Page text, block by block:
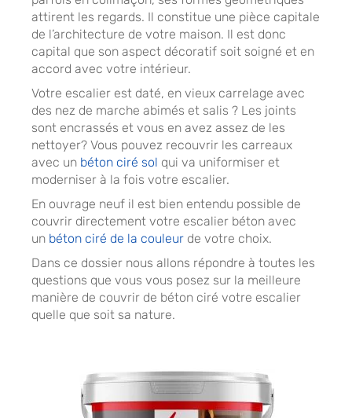
attirent les regards. Il constitue une pièce capitale
de l’architecture de votre maison. Il est donc
capital que son aspect décoratif soit soigné et en
accord avec votre intérieur.
Votre escalier est daté, en vieux carrelage avec
des nez de marche abimés et salis ? Les joints
sont encrassés et vous en avez assez de les
nettoyer? Vous pouvez recouvrir les carreaux
avec un béton ciré sol qui va uniformiser et
moderniser à la fois votre escalier.
En ouvrage neuf il est bien entendu possible de
couvrir directement votre escalier béton avec
un béton ciré de la couleur de votre choix.
Dans ce dossier nous allons répondre à toutes les
questions que vous vous posez sur la meilleure
manière de couvrir de béton ciré votre escalier
quelle que soit sa nature.